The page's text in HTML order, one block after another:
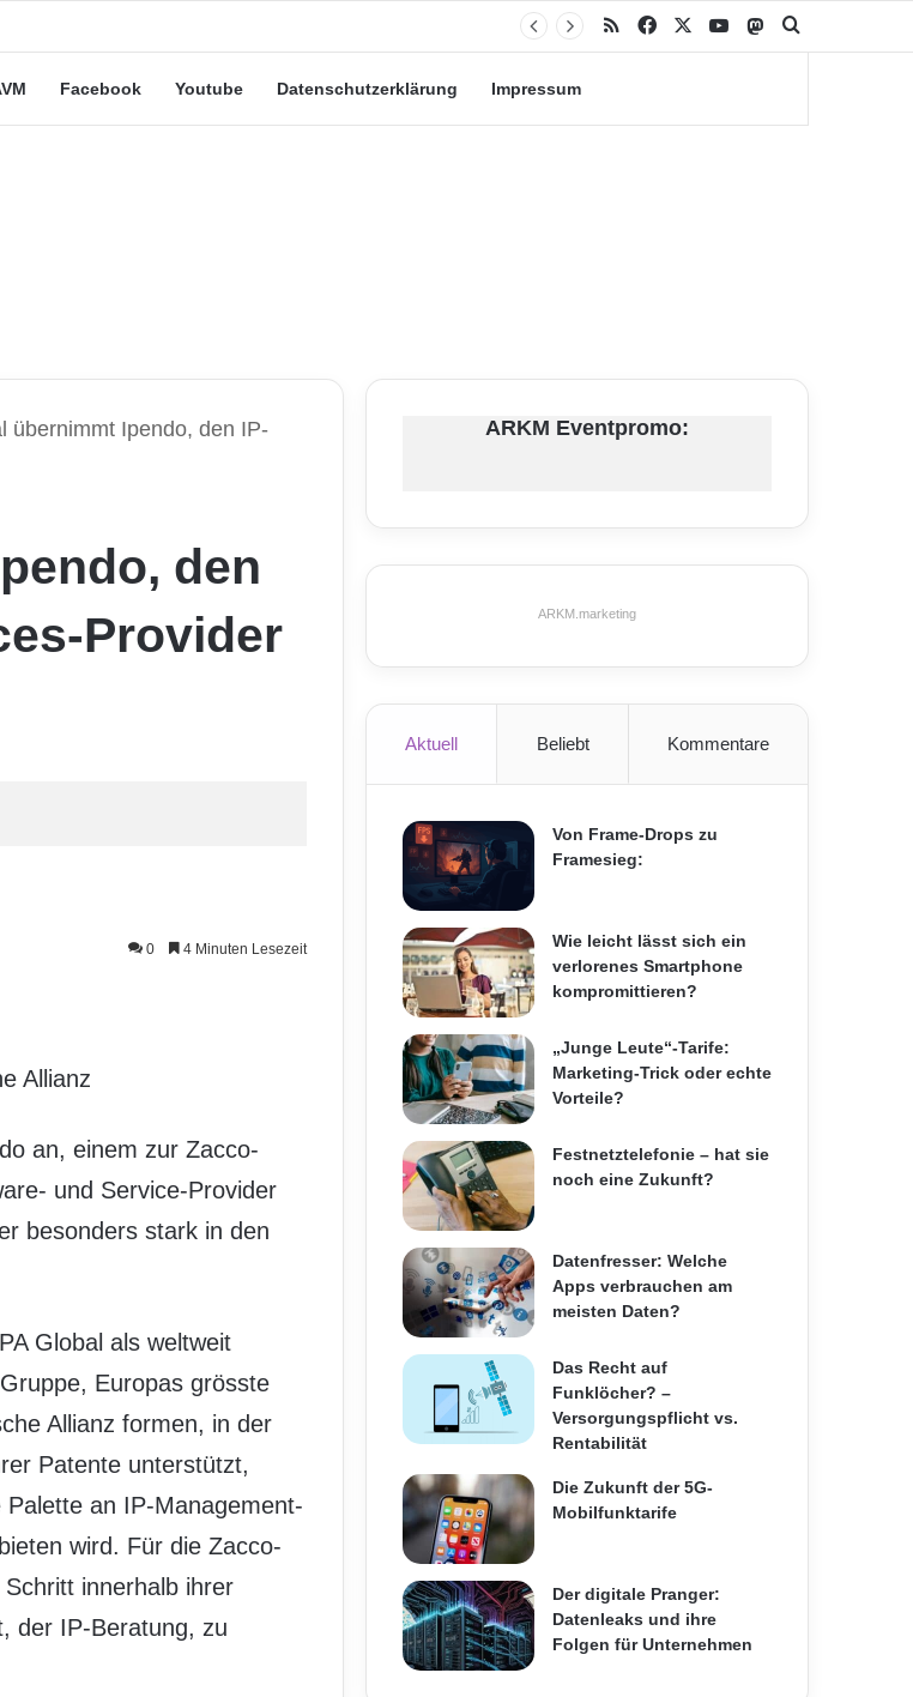
Trick oder echte Vorteile? RSS Facebook YouTubeMastodon
Facebook Youtube Datenschutzerklärung Impressum
übernimmt Ipendo, den IP-
den
Provider
0 4 Minuten Lesezeit
Allianz
an, einem zur Zacco-
und Service-Provider
besonders stark in den
Global als weltweit
Europas grösste
Allianz formen, in der
Patente unterstützt,
an IP-Management-
wird. Für die Zacco-
innerhalb ihrer
der IP-Beratung, zu
ARKM Eventpromo:
ARKM.marketing
Aktuell Beliebt Kommentare
Von Frame-Drops zu
Framesieg:
Wie leicht lässt sich ein
verlorenes Smartphone
kompromittieren?
„Junge Leute“-Tarife:
Marketing-Trick oder echte
Vorteile?
Festnetztelefonie – hat sie
noch eine Zukunft?
Datenfresser: Welche
Apps verbrauchen am
meisten Daten?
Das Recht auf
Funklöcher? –
Versorgungspflicht vs.
Rentabilität
Die Zukunft der 5G-
Mobilfunktarife
Der digitale Pranger:
Datenleaks und ihre
Folgen für Unternehmen